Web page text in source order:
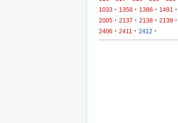
1033 · 1358 · 1386 · 1491 ·
2005 · 2137 · 2138 · 2139 ·
2406 · 2411 · 2412 ·